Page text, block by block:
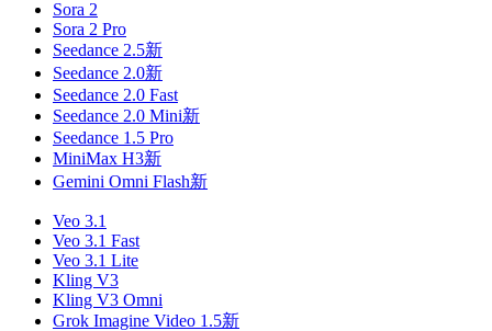
Sora 2
Sora 2 Pro
Seedance 2.5新
Seedance 2.0新
Seedance 2.0 Fast
Seedance 2.0 Mini新
Seedance 1.5 Pro
MiniMax H3新
Gemini Omni Flash新
Veo 3.1
Veo 3.1 Fast
Veo 3.1 Lite
Kling V3
Kling V3 Omni
Grok Imagine Video 1.5新